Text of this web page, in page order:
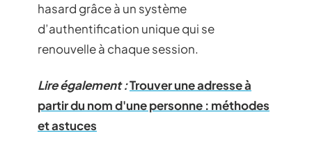
hasard grâce à un système
d’authentification unique qui se
renouvelle à chaque session.
Lire également :Trouver une adresse à
partir du nom d'une personne : méthodes
et astuces